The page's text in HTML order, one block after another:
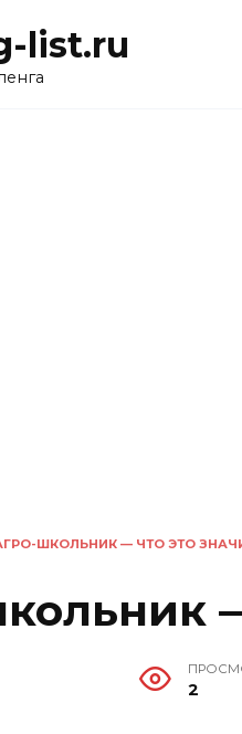
list.ru
ШКОЛЬНИК — ЧТО ЭТО
2